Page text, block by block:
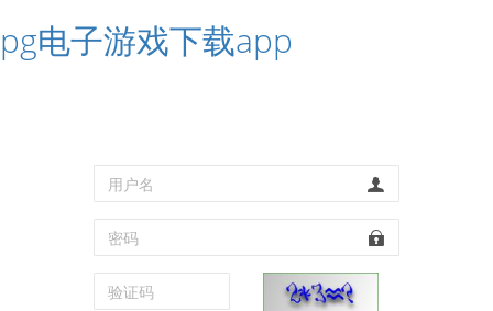
pg电子游戏下载app